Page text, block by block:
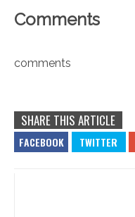
Comments
comments
SHARE THIS ARTICLE